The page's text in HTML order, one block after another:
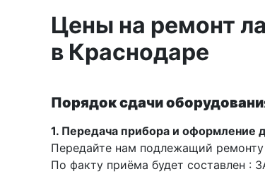
Цены на ремонт
в Краснодаре
Порядок сдачи
1. Передача прибора и оформление
Передайте нам подлежащий
По факту приёма будет составлен
Рулетки
Измерительная рулетка
Теодолиты
Аксессуары для теодолитов